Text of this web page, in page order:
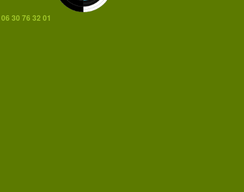
06 30 76 32 01